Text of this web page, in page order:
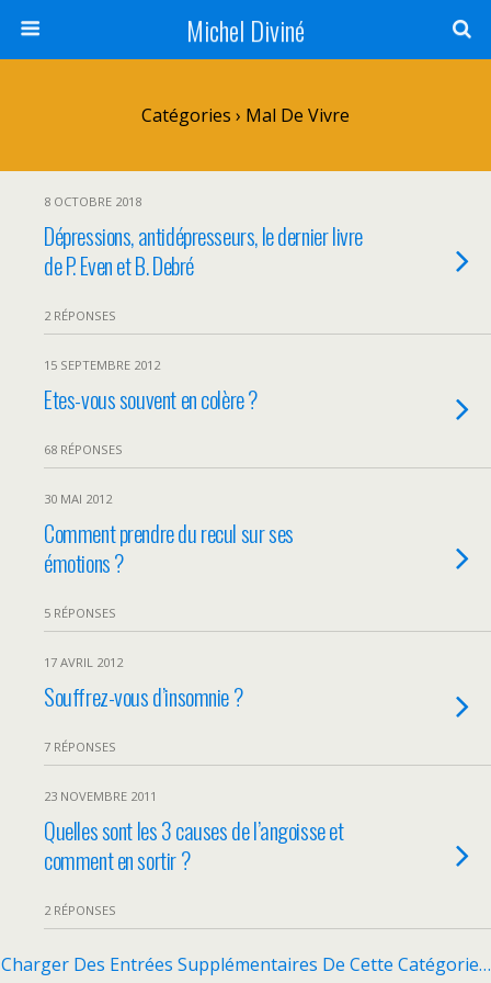
Michel Diviné
Catégories › Mal De Vivre
8 OCTOBRE 2018
Dépressions, antidépresseurs, le dernier livre
de P. Even et B. Debré
2 RÉPONSES
15 SEPTEMBRE 2012
Etes-vous souvent en colère ?
68 RÉPONSES
30 MAI 2012
Comment prendre du recul sur ses
émotions ?
5 RÉPONSES
17 AVRIL 2012
Souffrez-vous d’insomnie ?
7 RÉPONSES
23 NOVEMBRE 2011
Quelles sont les 3 causes de l’angoisse et
comment en sortir ?
2 RÉPONSES
Charger Des Entrées Supplémentaires De Cette Catégorie…